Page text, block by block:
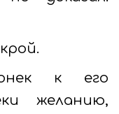
к его
желанию,